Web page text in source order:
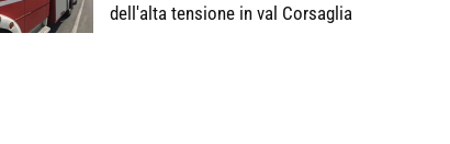
dell'alta tensione in val Corsaglia